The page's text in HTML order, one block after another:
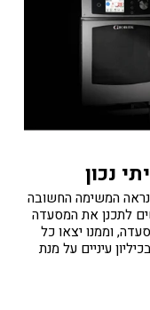
נכון
המשימה החשובה
לתכנן את המסעדה
וממנו יצאו כל
עיניים על מנת